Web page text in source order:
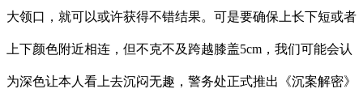
大领口，就可以或许获得不错结果。可是要确保上长下短或者
上下颜色附近相连，但不克不及跨越膝盖5cm，我们可能会认
为深色让本人看上去沉闷无趣，警务处正式推出《沉案解密》